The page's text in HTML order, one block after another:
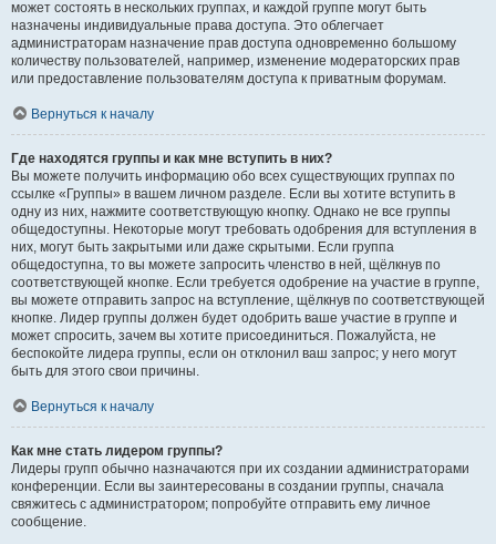
может состоять в нескольких группах, и каждой группе могут быть
назначены индивидуальные права доступа. Это облегчает
администраторам назначение прав доступа одновременно большому
количеству пользователей, например, изменение модераторских прав
или предоставление пользователям доступа к приватным форумам.
Вернуться к началу
Где находятся группы и как мне вступить в них?
Вы можете получить информацию обо всех существующих группах по
ссылке «Группы» в вашем личном разделе. Если вы хотите вступить в
одну из них, нажмите соответствующую кнопку. Однако не все группы
общедоступны. Некоторые могут требовать одобрения для вступления в
них, могут быть закрытыми или даже скрытыми. Если группа
общедоступна, то вы можете запросить членство в ней, щёлкнув по
соответствующей кнопке. Если требуется одобрение на участие в группе,
вы можете отправить запрос на вступление, щёлкнув по соответствующей
кнопке. Лидер группы должен будет одобрить ваше участие в группе и
может спросить, зачем вы хотите присоединиться. Пожалуйста, не
беспокойте лидера группы, если он отклонил ваш запрос; у него могут
быть для этого свои причины.
Вернуться к началу
Как мне стать лидером группы?
Лидеры групп обычно назначаются при их создании администраторами
конференции. Если вы заинтересованы в создании группы, сначала
свяжитесь с администратором; попробуйте отправить ему личное
сообщение.